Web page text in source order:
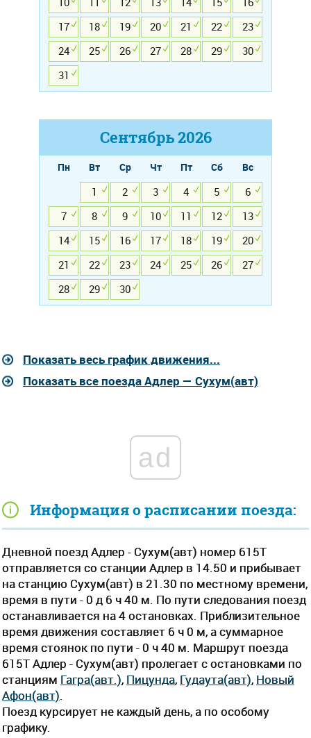
Информация о расписании поезда:
Дневной поезд Адлер - Сухум(авт) номер 615Т
отправляется со станции Адлер в 14.50 и прибывает
на станцию Сухум(авт) в 21.30 по местному времени,
время в пути - 0 д 6 ч 40 м. По пути следования поезд
останавливается на 4 остановках. Приблизительное
время движения составляет 6 ч 0 м, а суммарное
время стоянок по пути - 0 ч 40 м. Маршрут поезда
615Т Адлер - Сухум(авт) пролегает c остановками по
станциям Гагра(авт.), Пицунда, Гудаута(авт), Новый
Афон(авт)
Поезд курсирует не каждый день, а по особому
графику.
17
18 19 20 21 22
23
24
25 26 27 28 29
30
31
Сентябрь2026
Пн Вт Ср Чт Пт Сб
Вс
1
2 3 4 5
6
7
8 9 10 11 12
13
14
15 16 17 18 19
20
21
22 23 24 25 26
27
28
29 30
Показать весь график движения...
Показать все поезда Адлер — Сухум(авт)
ad